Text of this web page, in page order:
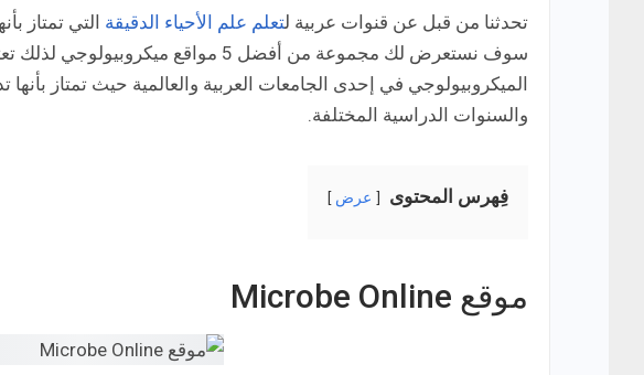
تحدثنا من قبل عن قنوات عربية لتعلم علم الأحياء الدقيقة التي تمتاز
سوف نستعرض لك مجموعة من أفضل 5 مواقع
الميكروبيولوجي في إحدى الجامعات العربية والعالمية حيث تمتاز بأنها
والسنوات الدراسية المختلفة.
فِهرس المحتوى عرض
موقع Microbe Online